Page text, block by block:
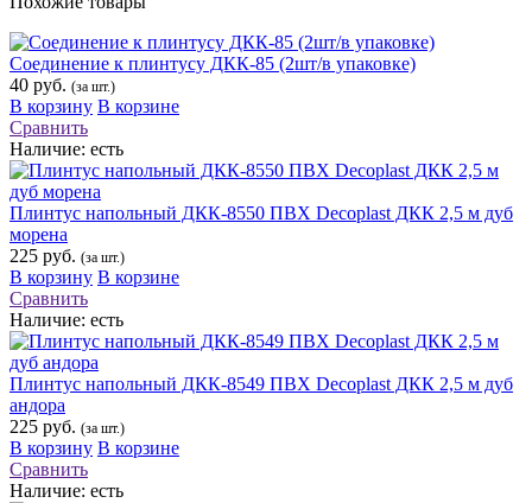
Соединение к плинтусу ДКК-85 (2шт/в упаковке)
40 руб. (за шт.)
В корзину В корзине
Сравнить
Наличие: есть
Плинтус напольный ДКК-8550 ПВХ Decoplast ДКК 2,5 м дуб
морена
225 руб. (за шт.)
В корзину В корзине
Сравнить
Наличие: есть
Плинтус напольный ДКК-8549 ПВХ Decoplast ДКК 2,5 м дуб
андора
225 руб. (за шт.)
В корзину В корзине
Сравнить
Наличие: есть